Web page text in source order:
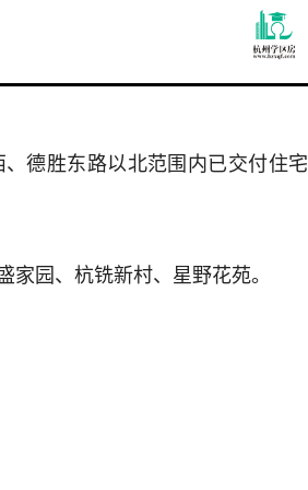
德胜东路以北范围内已交付住宅
园、杭铣新村、星野花苑。